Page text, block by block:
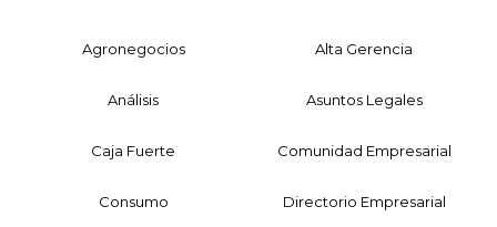
Agronegocios Alta Gerencia
Análisis Asuntos Legales
Caja Fuerte Comunidad Empresarial
Consumo Directorio Empresarial